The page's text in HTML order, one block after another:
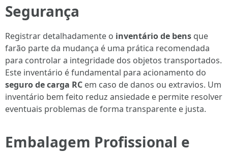
Segurança
Registrar detalhadamente o inventário de bens que
farão parte da mudança é uma prática recomendada
para controlar a integridade dos objetos transportados.
Este inventário é fundamental para acionamento do
seguro de carga RC em caso de danos ou extravios. Um
inventário bem feito reduz ansiedade e permite resolver
eventuais problemas de forma transparente e justa.
Embalagem Profissional e